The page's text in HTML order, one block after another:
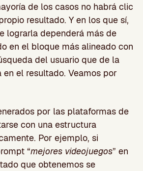
de los casos no habrá clic
resultado. Y en los que sí,
lograrla dependerá más de
en el bloque más alineado con
del usuario que de la
el resultado. Veamos por
por las plataformas de
con una estructura
Por ejemplo, si
“mejores videojuegos” en
que obtenemos se